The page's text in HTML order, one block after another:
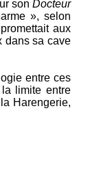
son Docteur
», selon
aux
dans sa cave
entre ces
limite entre
Harengerie,